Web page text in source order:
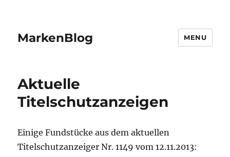
MarkenBlog MENU
Aktuelle
Titelschutzanzeigen
Einige Fundstücke aus dem aktuellen
Titelschutzanzeiger Nr. 1149 vom 12.11.2013: